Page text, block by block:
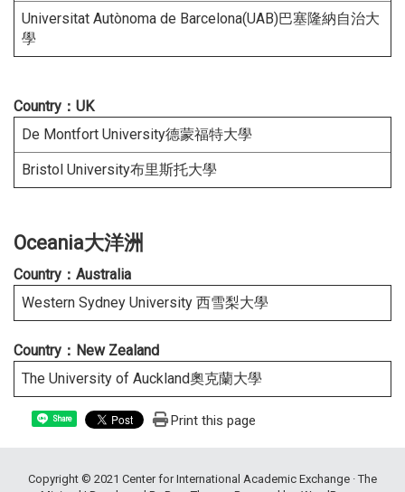
Universitat Autònoma de Barcelona(UAB)巴塞隆納自治大
學
Country：UK
De Montfort University德蒙福特大學
Bristol University布里斯托大學
Oceania大洋洲
Country ： Australia
Western Sydney University 西雪梨大學
Country：New Zealand
The University of Auckland奧克蘭大學
Share Print this page
Copyright © 2021 Center for International Academic Exchange · The